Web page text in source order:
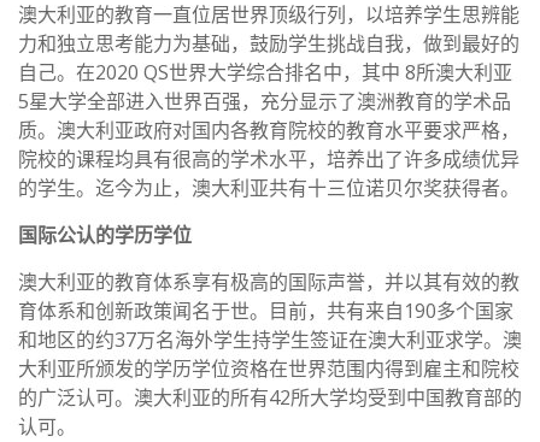
澳大利亚的教育一直位居世界顶级行列，以培养学生思辨能
力和独立思考能力为基础，鼓励学生挑战自我，做到最好的
自己。在2020 QS世界大学综合排名中，其中 8所澳大利亚
5星大学全部进入世界百强，充分显示了澳洲教育的学术品
质。澳大利亚政府对国内各教育院校的教育水平要求严格，
院校的课程均具有很高的学术水平，培养出了许多成绩优异
的学生。迄今为止，澳大利亚共有十三位诺贝尔奖获得者。
国际公认的学历学位
澳大利亚的教育体系享有极高的国际声誉，并以其有效的教
育体系和创新政策闻名于世。目前，共有来自190多个国家
和地区的约37万名海外学生持学生签证在澳大利亚求学。澳
大利亚所颁发的学历学位资格在世界范围内得到雇主和院校
的广泛认可。澳大利亚的所有42所大学均受到中国教育部的
认可。